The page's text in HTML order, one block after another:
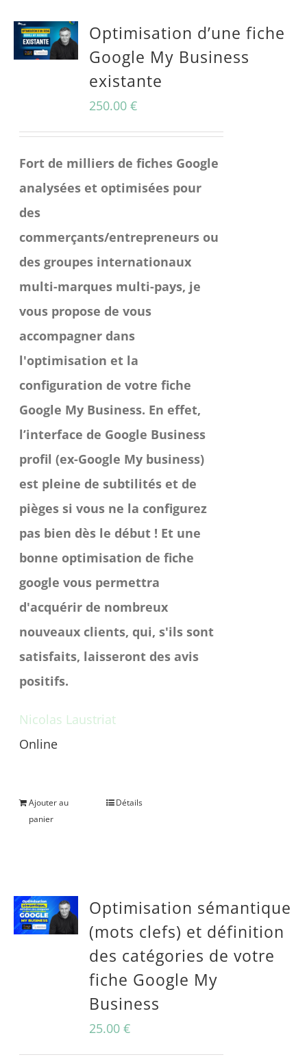
variations.
Les
options
peuvent
être
Optimisation d’une fiche
Google My Business
existante
250.00€
Fort de milliers de fiches Google
analysées et optimisées pour
des
commerçants/entrepreneurs ou
des groupes internationaux
multi-marques multi-pays, je
vous propose de vous
accompagner dans
l'optimisation et la
configuration de votre fiche
Google My Business. En effet,
l’interface de Google Business
profil (ex-Google My business)
est pleine de subtilités et de
pièges si vous ne la configurez
pas bien dès le début ! Et une
bonne optimisation de fiche
google vous permettra
d'acquérir de nombreux
nouveaux clients, qui, s'ils sont
satisfaits, laisseront des avis
positifs.
Nicolas Laustriat
Online
Ajouter au
panier
Détails
Optimisation sémantique
(mots clefs) et définition
des catégories de votre
fiche Google My
Business
25.00€